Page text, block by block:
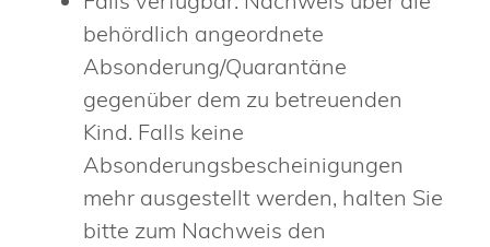
behördlich angeordnete
Absonderung/Quarantäne
gegenüber dem zu betreuenden
Kind. Falls keine
Absonderungsbescheinigungen
mehr ausgestellt werden, halten Sie
bitte zum Nachweis den